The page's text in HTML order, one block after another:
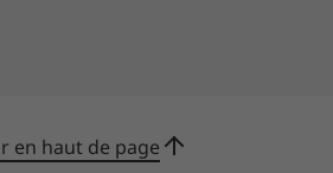
et avantages sont
en haut de page